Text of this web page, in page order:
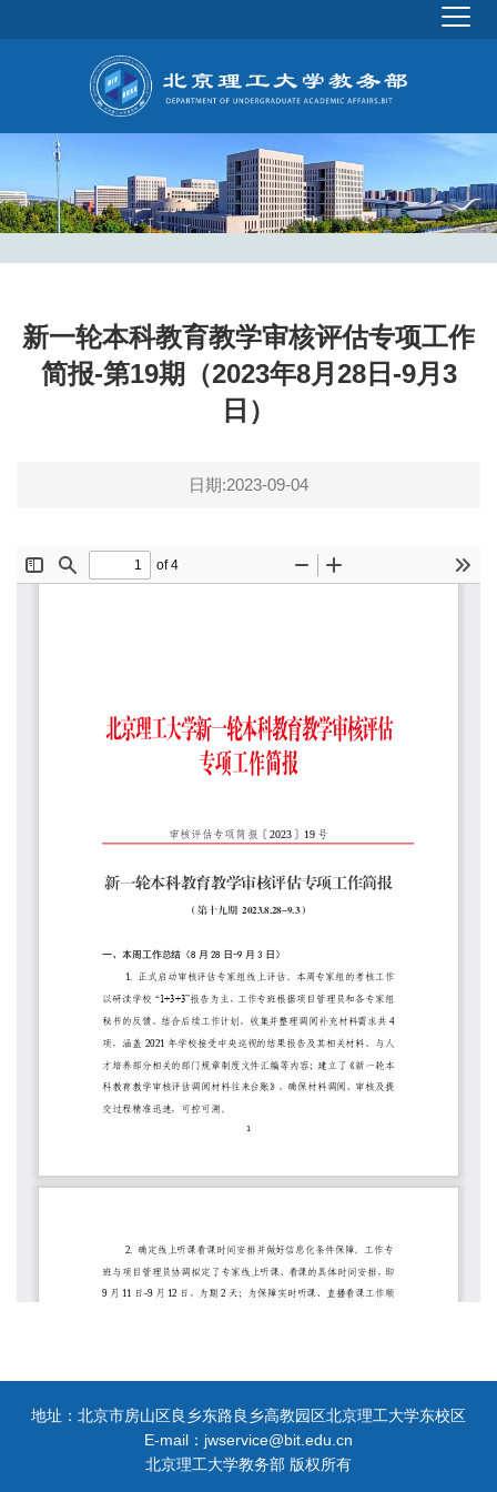
新一轮本科教育教学审核评估专项工作
简报-第19期（2023年8月28日-9月3
日）
日期:2023-09-04
地址：北京市房山区良乡东路良乡高教园区北京理工大学东校区
E-mail：jwservice@bit.edu.cn
北京理工大学教务部 版权所有